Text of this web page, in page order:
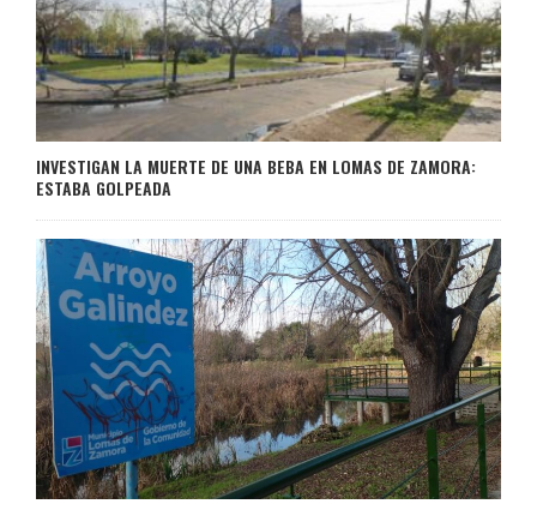
INVESTIGAN LA MUERTE DE UNA BEBA EN LOMAS DE ZAMORA:
ESTABA GOLPEADA